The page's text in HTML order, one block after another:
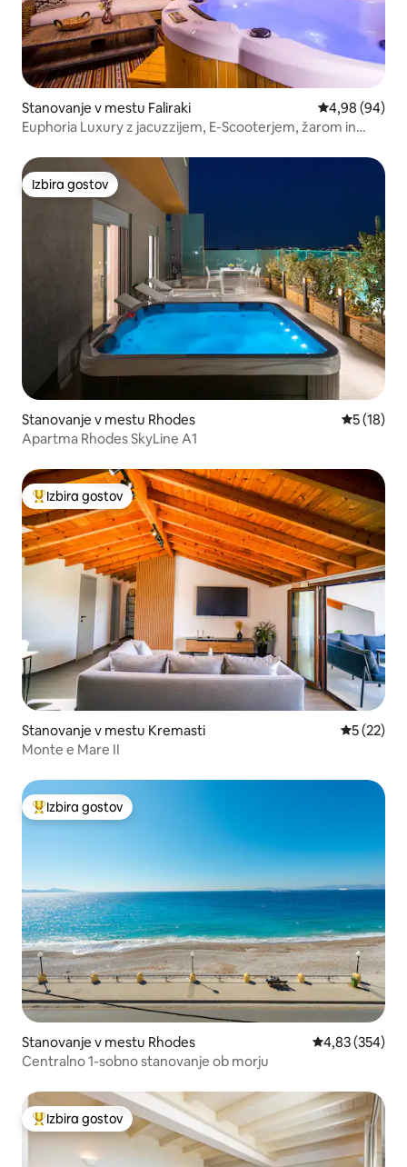
Stanovanje v mestu Faliraki Povprečna
4,98 (94)
Euphoria Luxury z jacuzzijem, E-Scooterjem, žarom in
Izbira gostov
Izbira gostov
Stanovanje v mestu Rhodes
5 (18)
Apartma Rhodes SkyLine A1
Najbolj priljubljena prenočišča z značko »Izbira gostov«
Izbira gostov
Stanovanje v mestu Kremasti
5 (22)
Monte e Mare II
Najbolj priljubljena prenočišča z značko »Izbira gostov«
Izbira gostov
Stanovanje v mestu Rhodes Povprečna
4,83 (354)
Centralno 1-sobno stanovanje ob morju
Najbolj priljubljena prenočišča z značko »Izbira gostov«
Izbira gostov